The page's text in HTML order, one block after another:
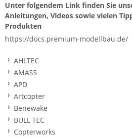
Unter folgendem Link finden Sie
Anleitungen, Videos sowie vielen
Produkten
https://docs.premium-modellbau.de/
AHLTEC
AMASS
APD
Artcopter
Benewake
BULL TEC
Copterworks